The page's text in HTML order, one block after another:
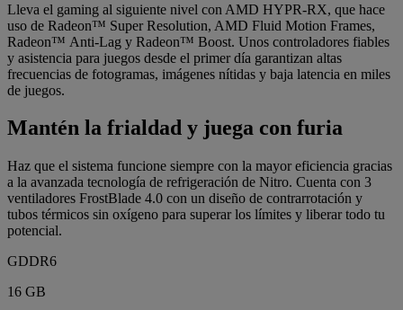
Lleva el gaming al siguiente nivel con AMD HYPR-RX, que hace
uso de Radeon™ Super Resolution, AMD Fluid Motion Frames,
Radeon™ Anti-Lag y Radeon™ Boost. Unos controladores fiables
y asistencia para juegos desde el primer día garantizan altas
frecuencias de fotogramas, imágenes nítidas y baja latencia en miles
de juegos.
Mantén la frialdad y juega con furia
Haz que el sistema funcione siempre con la mayor eficiencia gracias
a la avanzada tecnología de refrigeración de Nitro. Cuenta con 3
ventiladores FrostBlade 4.0 con un diseño de contrarrotación y
tubos térmicos sin oxígeno para superar los límites y liberar todo tu
potencial.
GDDR6
16 GB